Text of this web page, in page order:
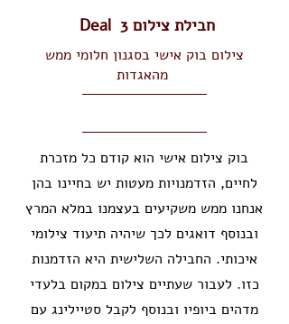
חבילת צילום 3 Deal
צילום בוק אישי בסגנון חלומי ממש
בוק צילום אישי הוא קודם כל מזכרת
לחיים, הזדמנויות מעטות יש בחיינו בהן
אנחנו ממש משקיעים בעצמנו במלא המרץ
ובנוסף דואגים לכך שיהיה תיעוד צילומי
איכותי. החבילה השלישית היא הזדמנות
כזו. לעבור שעתיים צילום במקום בלעדי
מדהים ביופיו ובנוסף לקבל סטיילינג עם